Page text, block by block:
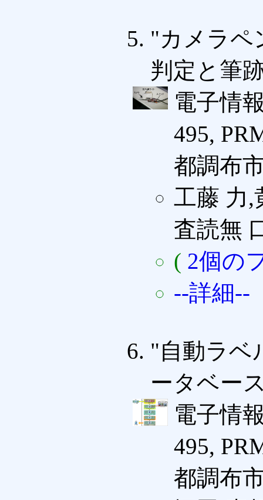
"カメラペ
判定と筆
電子情
495,
都調布
工藤 力,
査読無
( 2個の
--詳細--
"自動ラベ
ータベー
電子情
495,
都調布